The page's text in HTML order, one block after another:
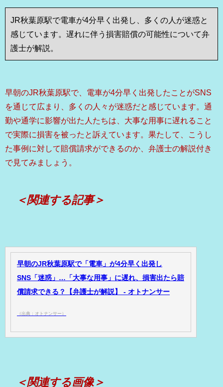
JR秋葉原駅で電車が4分早く出発し、多くの人が迷惑と
感じています。遅れに伴う損害賠償の可能性について弁
護士が解説。
早朝のJR秋葉原駅で、電車が4分早く出発したことがSNS
を通じて広まり、多くの人々が迷惑だと感じています。通
勤や通学に影響が出た人たちは、大事な用事に遅れること
で実際に損害を被ったと訴えています。果たして、こうし
た事例に対して賠償請求ができるのか、弁護士の解説付き
で見てみましょう。
＜関連する記事＞
早朝のJR秋葉原駅で「電車」が4分早く出発し
SNS「迷惑」…「大事な用事」に遅れ、損害出たら賠
償請求できる？【弁護士が解説】 - オトナンサー
（出典：オトナンサー）
＜関連する画像＞